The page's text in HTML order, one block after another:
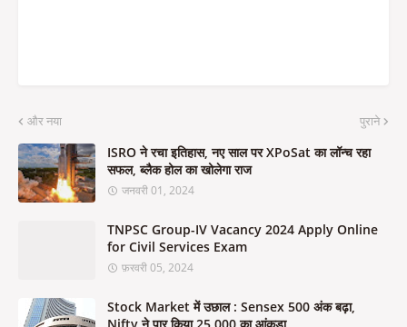
और नया पुराने
ISRO ने रचा इतिहास, नए साल पर XPoSat का लॉन्च रहा
सफल, ब्लैक होल का खोलेगा राज
जनवरी 01, 2024
TNPSC Group-IV Vacancy 2024 Apply Online
for Civil Services Exam
फ़रवरी 05, 2024
Stock Market में उछाल : Sensex 500 अंक बढ़ा,